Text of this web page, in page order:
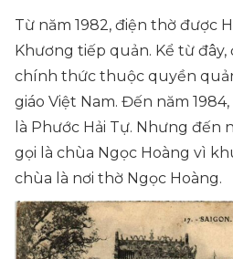
Từ năm 1982, điện thờ được
Khương tiếp quản. Kể từ đây,
chính thức thuộc quyền
giáo Việt Nam. Đến năm
là Phước Hải Tự. Nhưng đến
gọi là chùa Ngọc Hoàng vì
chùa là nơi thờ Ngọc Hoàng.